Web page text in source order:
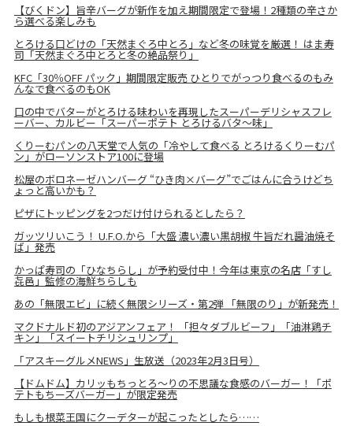
【びくドン】旨辛バーグが新作を加え期間限定で登場！2種類の辛さか
ら選べる楽しみも
とろける口どけの「天然まぐろ中とろ」など冬の味覚を厳選！ はま寿
司「天然まぐろ中とろと冬の絶品祭り」
KFC「30％OFF パック」期間限定販売 ひとりでがっつり食べるのもみ
んなで食べるのもOK
口の中でバターがとろける味わいを再現したスーパーデリシャスフレ
ーバー、カルビー「スーパーポテト とろけるバタ～味」
くりーむパンの八天堂で人気の「冷やして食べる とろけるくりーむパ
ン」がローソンストア100に登場
松屋のボロネーゼハンバーグ “ひき肉×バーグ”でごはんに合うけどち
ょっと高いかも？
ピザにトッピングを2つだけ付けられるとしたら？
ガッツリいこう！ U.F.O.から「大盛 濃い濃い黒胡椒 牛旨だれ醤油焼そ
ば」発売
かっぱ寿司の「ひなちらし」が予約受付中！今年は東京の名店「すし
㐂邑」監修の海鮮ちらしも
あの「無限エビ」に続く無限シリーズ・第2弾 「無限のり」が新発売！
マクドナルド初のアジアンフェア！ 「担々ダブルビーフ」「油淋鶏チ
キン」「スイートチリシュリンプ」
「アスキーグルメNEWS」生放送（2023年2月3日号）
【ドムドム】カリッもちっとろ～りの不思議な食感のバーガー！「ポ
テトもちーズバーガー」が限定発売
もしも根菜王国にクーデターが起こったとしたら……